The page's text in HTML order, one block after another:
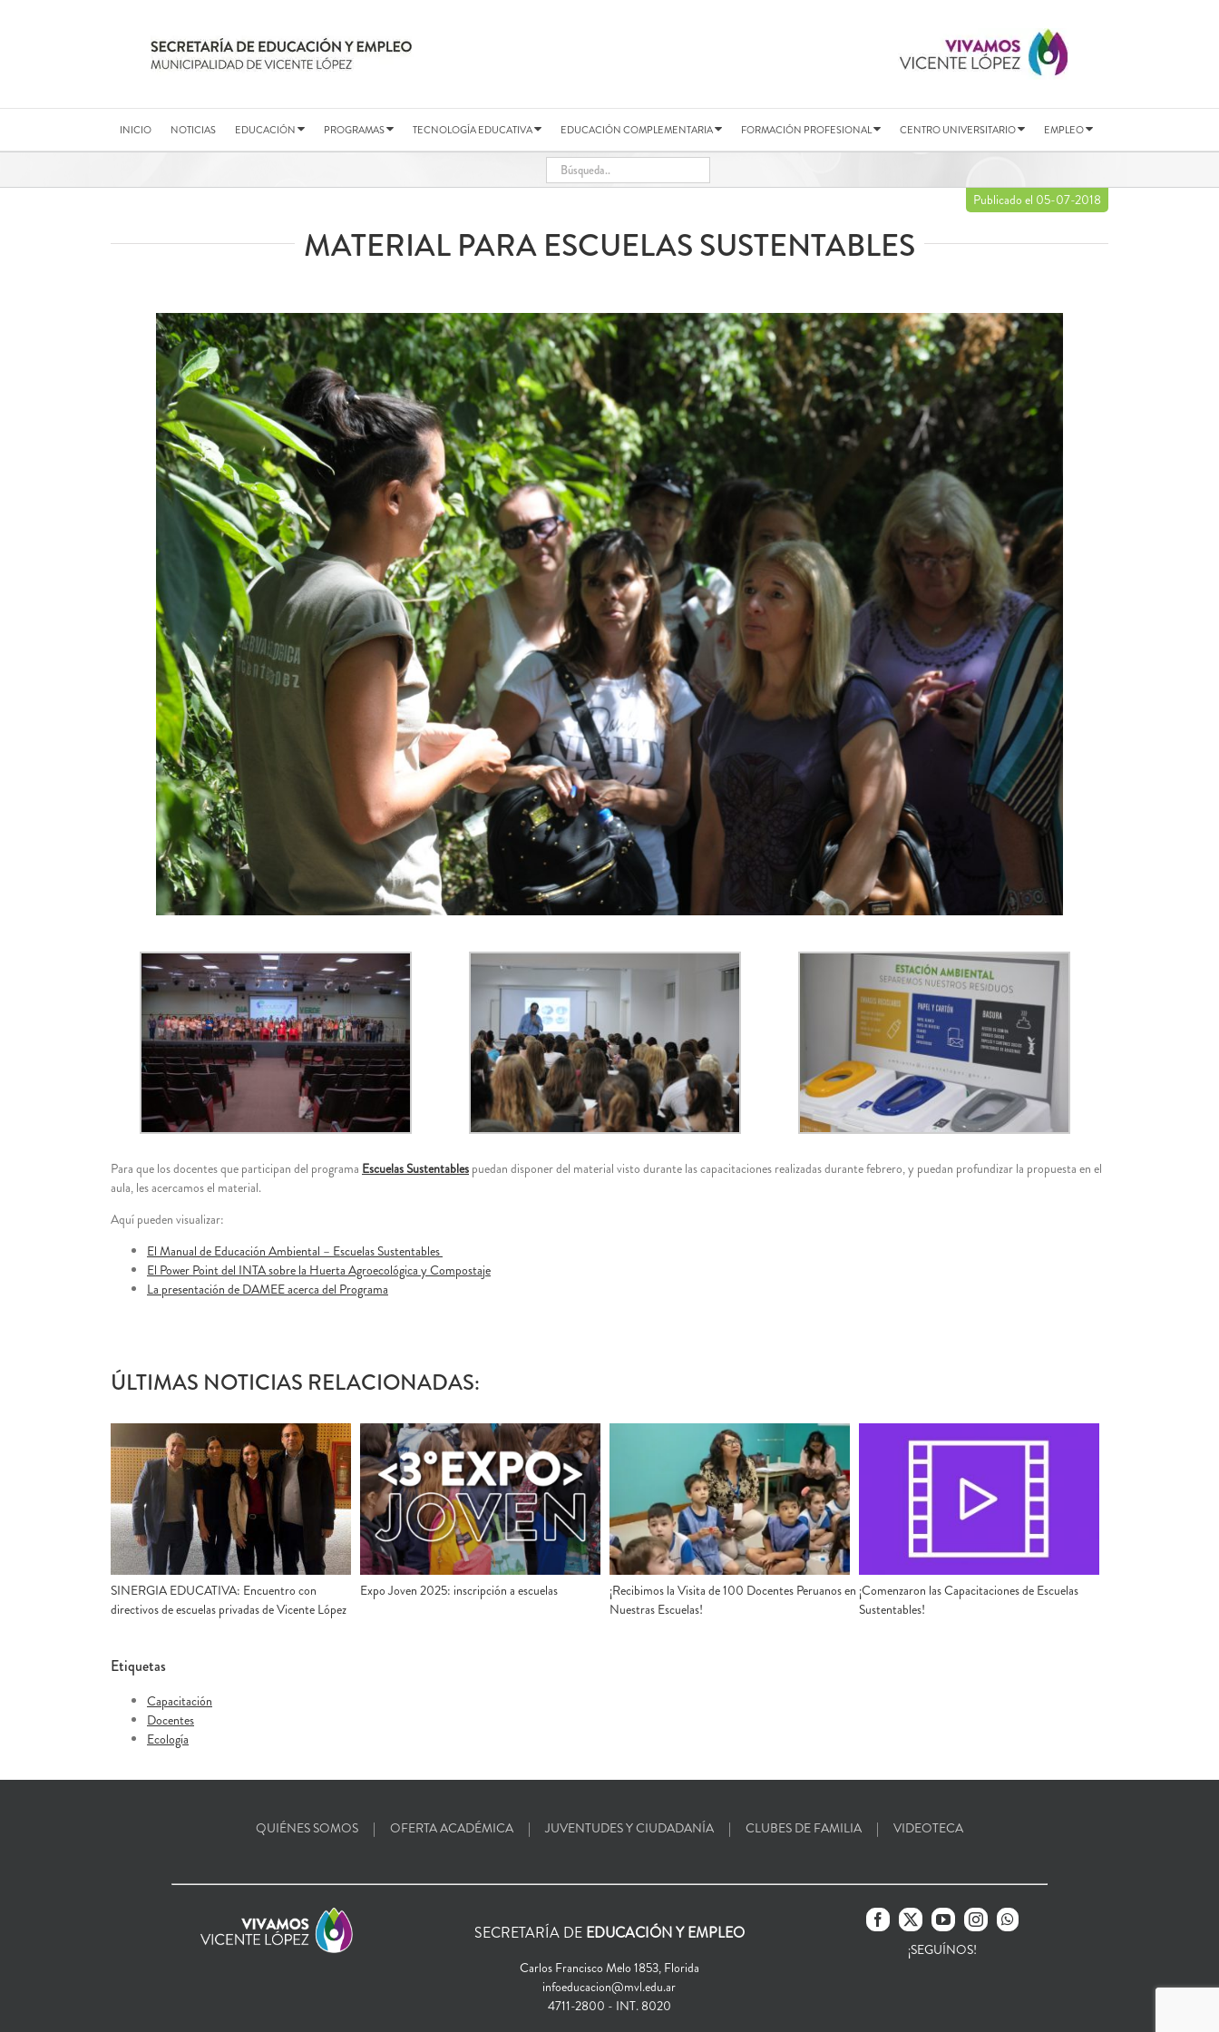
INICIO NOTICIAS EDUCACIÓN PROGRAMAS TECNOLOGÍA EDUCATIVA EDUCACIÓN COMPLEMENTARIA FORMACIÓN PROFESIONAL CENTRO UNIVERSITARIO EMPLEO
Publicado el 05-07-2018
MATERIAL PARA ESCUELAS SUSTENTABLES
Para que los docentes que participan del programa Escuelas Sustentables puedan disponer del material visto durante las capacitaciones realizadas durante febrero, y puedan profundizar la propuesta en el
aula, les acercamos el material.
Aquí pueden visualizar:
El Manual de Educación Ambiental – Escuelas Sustentables
El Power Point del INTA sobre la Huerta Agroecológica y Compostaje
La presentación de DAMEE acerca del Programa
ÚLTIMAS NOTICIAS RELACIONADAS:
SINERGIA EDUCATIVA: Encuentro con
directivos de escuelas privadas de Vicente López
Expo Joven 2025: inscripción a escuelas
¡Recibimos la Visita de 100 Docentes Peruanos en
Nuestras Escuelas!
¡Comenzaron las Capacitaciones de Escuelas
Sustentables!
Etiquetas
Capacitación
Docentes
Ecología
QUIÉNES SOMOS OFERTA ACADÉMICA JUVENTUDES Y CIUDADANÍA CLUBES DE FAMILIA VIDEOTECA
SECRETARÍA DE EDUCACIÓN Y EMPLEO
Carlos Francisco Melo 1853, Florida
infoeducacion@mvl.edu.ar
4711-2800 - INT. 8020
¡SEGUÍNOS!